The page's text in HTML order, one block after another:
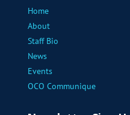
Home
About
Staff Bio
News
Events
OCO Communique